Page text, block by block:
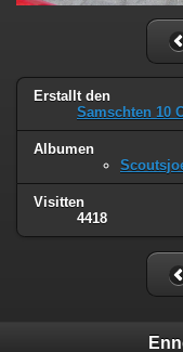
Erstallt den
Samschten 10
Albumen
Visitten
4418